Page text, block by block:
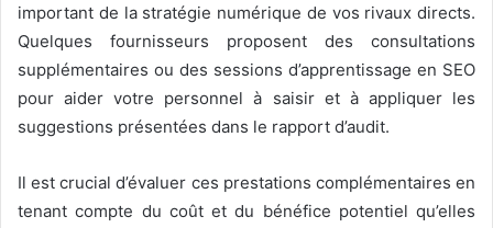
important de la stratégie numérique de vos rivaux directs.
Quelques fournisseurs proposent des consultations
supplémentaires ou des sessions d’apprentissage en SEO
pour aider votre personnel à saisir et à appliquer les
suggestions présentées dans le rapport d’audit.
Il est crucial d’évaluer ces prestations complémentaires en
tenant compte du coût et du bénéfice potentiel qu’elles